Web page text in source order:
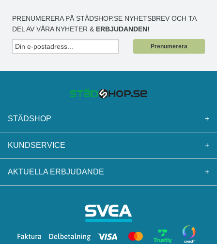
PRENUMERERA PÅ STÄDSHOP.SE NYHETSBREV OCH TA
DEL AV VÅRA NYHETER & ERBJUDANDEN!
Prenumerera
STÄDSHOP +
KUNDSERVICE +
AKTUELLA ERBJUDANDE +